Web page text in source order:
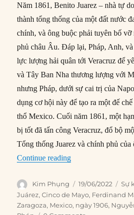
Năm 1861, Benito Juarez – nhà tự
thành tổng thống của một đất nước
chính, và ông buộc phải tuyên bố
phủ châu Âu. Đáp lại, Pháp, Anh,
lực lượng hải quân tới Veracruz để
và Tây Ban Nha thương lượng với
nhưng Pháp, dưới sự cai trị của
dụng cơ hội này để tạo ra một đế
thổ Mexico. Cuối năm 1861, một
bị tốt đã tấn công Veracruz, đổ bộ
Tổng thống Juarez và chính phủ
Continue reading“19/06/1867:
Author
Kim Phụng
Posted
on
19/06/2022 Sự
Juárez,Cinco de Mayo, Ferdinand
Zaragoza, Mexico, ngày 1906,